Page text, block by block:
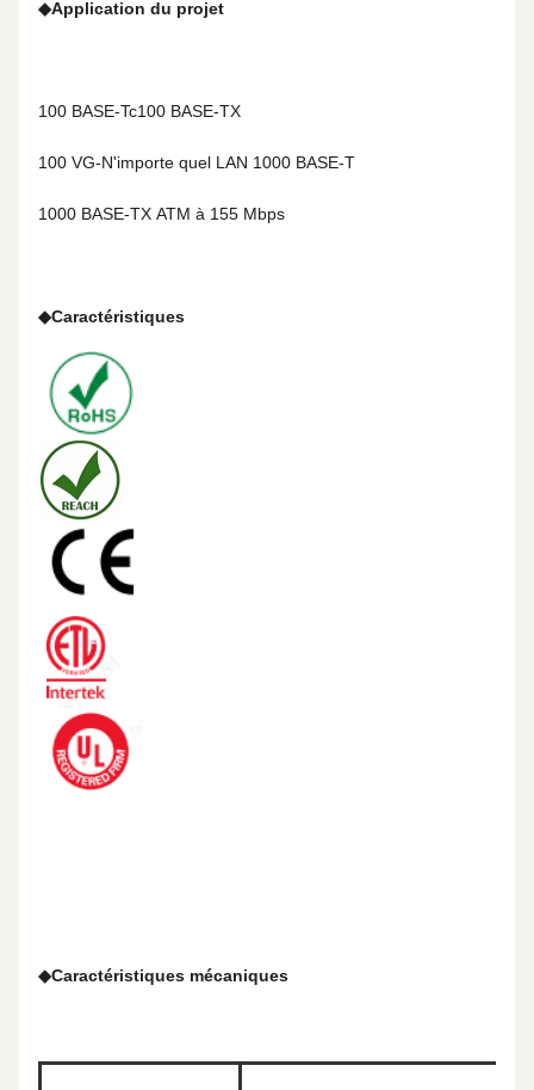
◆Application du projet
100 BASE-Tc100 BASE-TX
100 VG-N'importe quel LAN 1000 BASE-T
1000 BASE-TX ATM à 155 Mbps
◆Caractéristiques
◆Caractéristiques mécaniques